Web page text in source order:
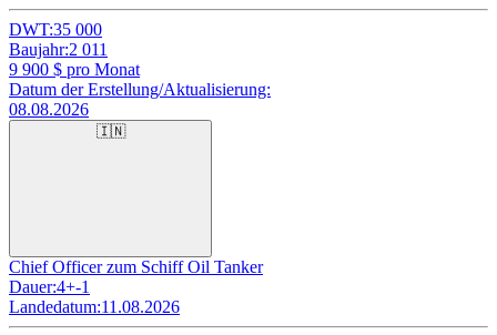
DWT:35 000
Baujahr:2 011
9 900 $ pro Monat
Datum der Erstellung/Aktualisierung:
08.08.2026
🇮🇳
Chief Officer zum Schiff Oil Tanker
Dauer:4+-1
Landedatum:11.08.2026